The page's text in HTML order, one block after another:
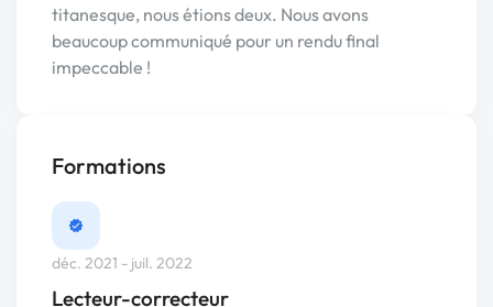
titanesque, nous étions deux. Nous avons
beaucoup communiqué pour un rendu final
impeccable !
Formations
déc. 2021 - juil. 2022
Lecteur-correcteur